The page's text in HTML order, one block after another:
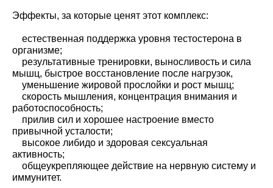
Эффекты, за которые ценят этот комплекс:
естественная поддержка уровня тестостерона в
организме;
результативные тренировки, выносливость и сила
мышц, быстрое восстановление после нагрузок,
уменьшение жировой прослойки и рост мышц;
скорость мышления, концентрация внимания и
работоспособность;
прилив сил и хорошее настроение вместо
привычной усталости;
высокое либидо и здоровая сексуальная
активность;
общеукрепляющее действие на нервную систему и
иммунитет.